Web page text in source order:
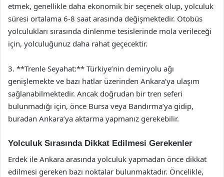
etmek, genellikle daha ekonomik bir seçenek olup, yolculuk
süresi ortalama 6-8 saat arasında değişmektedir. Otobüs
yolculukları sırasında dinlenme tesislerinde mola verileceği
için, yolculuğunuz daha rahat geçecektir.
3. **Trenle Seyahat:** Türkiye’nin demiryolu ağı
genişlemekte ve bazı hatlar üzerinden Ankara’ya ulaşım
sağlanabilmektedir. Ancak doğrudan bir tren seferi
bulunmadığı için, önce Bursa veya Bandırma’ya gidip,
buradan Ankara’ya aktarma yapmanız gerekebilir.
Yolculuk Sırasında Dikkat Edilmesi Gerekenler
Erdek ile Ankara arasında yolculuk yapmadan önce dikkat
edilmesi gereken bazı noktalar bulunmaktadır. Öncelikle,